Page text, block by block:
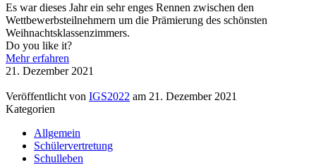
Es war dieses Jahr ein sehr enges Rennen zwischen den
Wettbewerbsteilnehmern um die Prämierung des schönsten
Weihnachtsklassenzimmers.
Do you like it?
Mehr erfahren
21. Dezember 2021
Veröffentlicht von IGS2022 am 21. Dezember 2021
Kategorien
Allgemein
Schülervertretung
Schulleben